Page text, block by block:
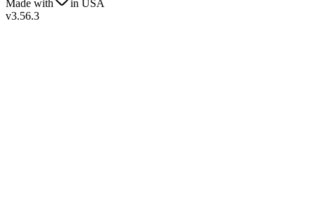
Made with
in USA
v3.56.3